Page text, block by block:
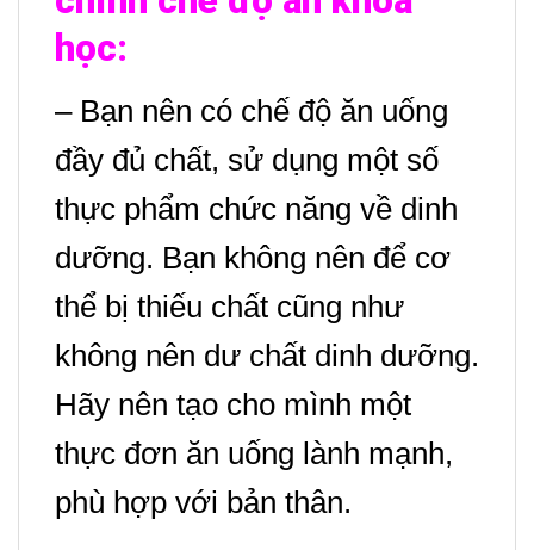
học:
– Bạn nên có chế độ ăn uống
đầy đủ chất, sử dụng một số
thực phẩm chức năng về dinh
dưỡng. Bạn không nên để cơ
thể bị thiếu chất cũng như
không nên dư chất dinh dưỡng.
Hãy nên tạo cho mình một
thực đơn ăn uống lành mạnh,
phù hợp với bản thân.